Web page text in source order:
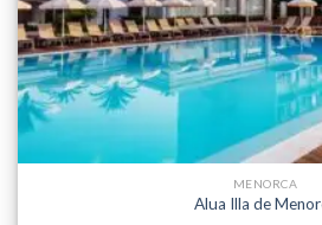
MENORCA
Alua Illa de